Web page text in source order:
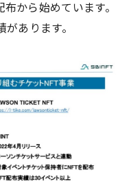
から始めています。
あります。